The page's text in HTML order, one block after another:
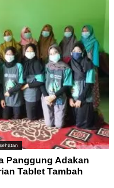
Panggung Adakan
Tablet Tambah